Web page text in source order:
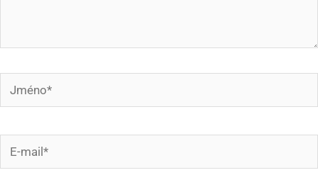
Jméno*
mail*